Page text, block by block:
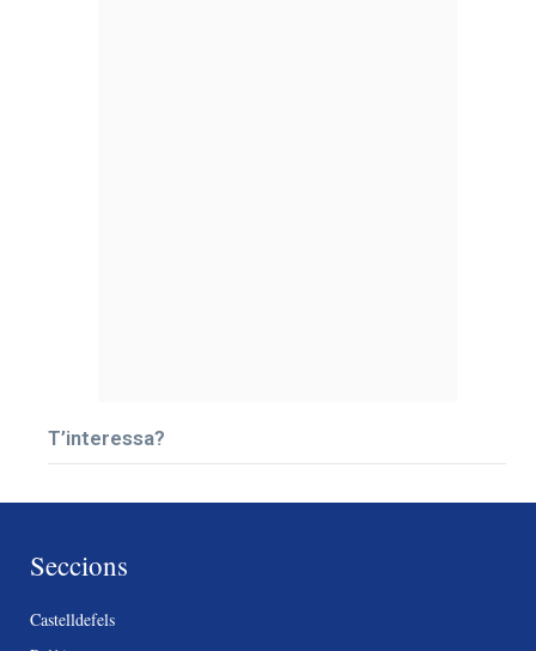
T’interessa?
Seccions
Castelldefels